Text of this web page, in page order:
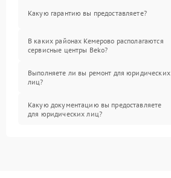
Какую гарантию вы предоставляете?
В каких районах Кемерово располагаются
сервисные центры Beko?
Выполняете ли вы ремонт для юридических
лиц?
Какую документацию вы предоставляете
для юридических лиц?